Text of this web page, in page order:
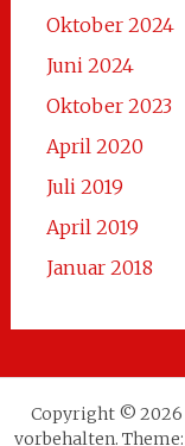
Oktober 2024
Juni 2024
Oktober 2023
April 2020
Juli 2019
April 2019
Januar 2018
Copyright © 2026
vorbehalten. Theme: